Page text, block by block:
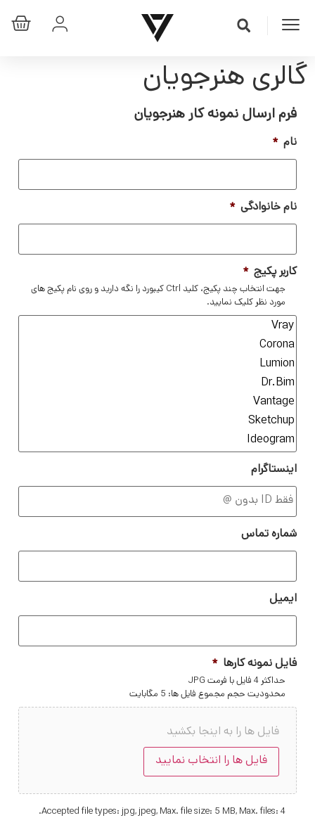
گالری هنرجویان
فرم ارسال نمونه کار هنرجویان
نام *
نام خانوادگی *
کاربر پکیج *
جهت انتخاب چند پکیج، کلید Ctrl کیبورد را نگه دارید و روی نام پکیج های
مورد نظر کلیک نمایید.
اینستاگرام
شماره تماس
ایمیل
فایل نمونه کارها *
حداکثر 4 فایل با فرمت JPG
محدودیت حجم مجموع فایل ها: 5 مگابایت
فایل ها را به اینجا بکشید
فایل ها را انتخاب نمایید
Accepted file types: jpg, jpeg, Max. file size: 5 MB, Max. files: 4.